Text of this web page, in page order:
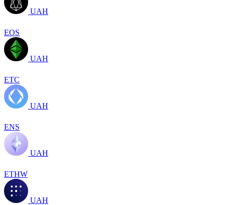
UAH
EOS
UAH
ETC
UAH
ENS
UAH
ETHW
UAH